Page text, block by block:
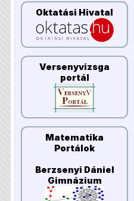
Oktatási Hivatal
Versenyvizsga
portál
Matematika
Portálok
Berzsenyi Dániel
Gimnázium